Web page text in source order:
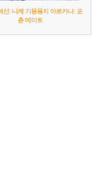
신: 니케 기묭묭지 아르카나: 포
츈 메이트